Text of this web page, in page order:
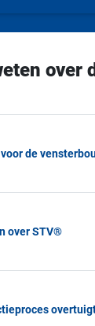
over
de
over STV®